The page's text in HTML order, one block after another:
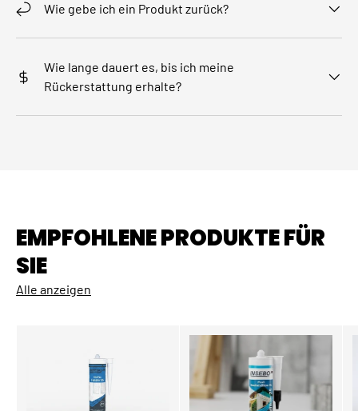
Wie gebe ich ein Produkt zurück?
Wie lange dauert es, bis ich meine
Rückerstattung erhalte?
EMPFOHLENE PRODUKTE FÜR
SIE
Alle anzeigen